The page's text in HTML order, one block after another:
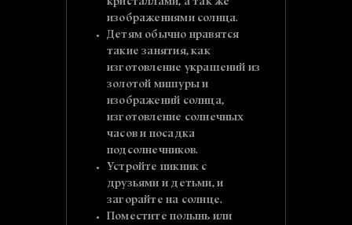
кристаллами, а так же
изображениями солнца.
Детям обычно нравятся
такие занятия, как
изготовление украшений из
золотой мишуры и
изображений солнца,
изготовление солнечных
часов и посадка
подсолнечников.
Устройте пикник с
друзьями и детьми, и
загорайте на солнце.
Поместите полынь или